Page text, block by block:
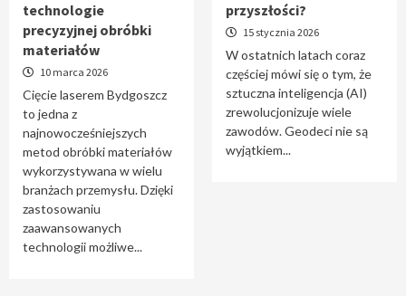
technologie
precyzyjnej obróbki
materiałów
10 marca 2026
Cięcie laserem Bydgoszcz
to jedna z
najnowocześniejszych
metod obróbki materiałów
wykorzystywana w wielu
branżach przemysłu. Dzięki
zastosowaniu
zaawansowanych
technologii możliwe...
przyszłości?
15 stycznia 2026
W ostatnich latach coraz
częściej mówi się o tym, że
sztuczna inteligencja (AI)
zrewolucjonizuje wiele
zawodów. Geodeci nie są
wyjątkiem...